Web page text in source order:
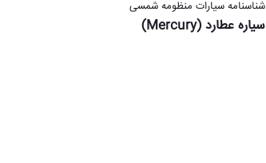
شناسنامه سیارات منظومه شمسی
سیاره عطارد (Mercury)